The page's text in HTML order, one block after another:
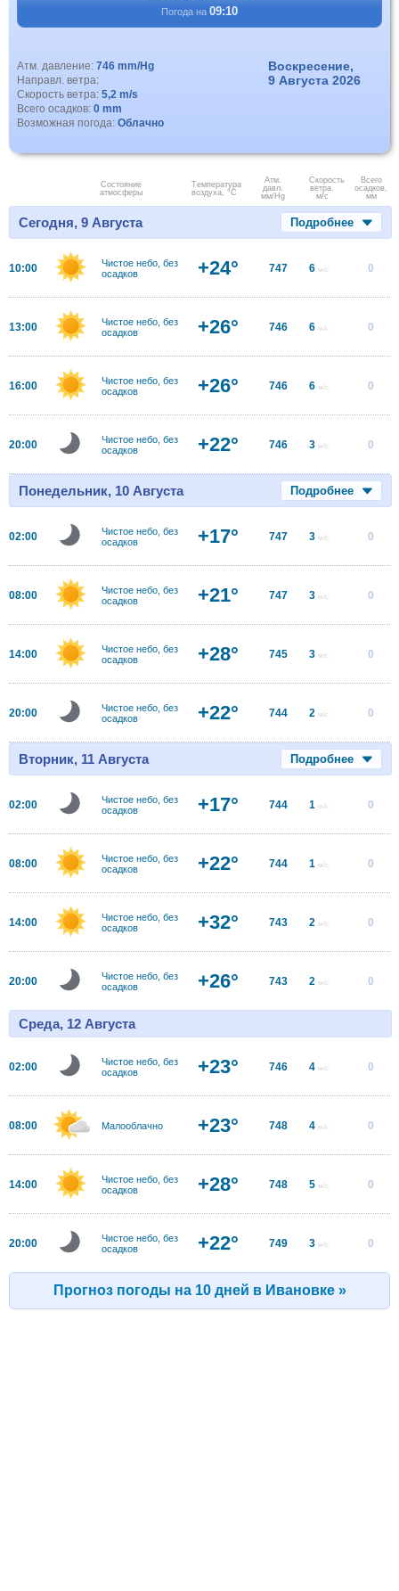
Погода на 09:10
Атм. давление: 746 mm/Hg
Направл. ветра:
Скорость ветра: 5,2 m/s
Всего осадков: 0 mm
Возможная погода: Облачно
Воскресение,
9 Августа 2026
Состояние
атмосферы
Температура
воздуха, °C
Атм.
давл.
мм/Hg
Скорость
ветра.
м/с
Всего
осадков,
мм
Сегодня, 9 Августа Подробнее
10:00
Чистое небо, без
осадков
+24° 747 6 м/с 0
13:00
Чистое небо, без
осадков
+26° 746 6 м/с 0
16:00
Чистое небо, без
осадков
+26° 746 6 м/с 0
20:00
Чистое небо, без
осадков
+22° 746 3 м/с 0
Понедельник, 10 Августа Подробнее
02:00
Чистое небо, без
осадков
+17° 747 3 м/с 0
08:00
Чистое небо, без
осадков
+21° 747 3 м/с 0
14:00
Чистое небо, без
осадков
+28° 745 3 м/с 0
20:00
Чистое небо, без
осадков
+22° 744 2 м/с 0
Вторник, 11 Августа Подробнее
02:00
Чистое небо, без
осадков
+17° 744 1 м/с 0
08:00
Чистое небо, без
осадков
+22° 744 1 м/с 0
14:00
Чистое небо, без
осадков
+32° 743 2 м/с 0
20:00
Чистое небо, без
осадков
+26° 743 2 м/с 0
Среда, 12 Августа
02:00
Чистое небо, без
осадков
+23° 746 4 м/с 0
08:00 Малооблачно +23° 748 4 м/с 0
14:00
Чистое небо, без
осадков
+28° 748 5 м/с 0
20:00
Чистое небо, без
осадков
+22° 749 3 м/с 0
Прогноз погоды на 10 дней в Ивановке »